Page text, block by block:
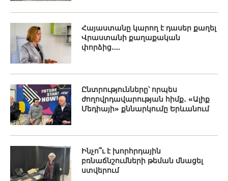
Հայաստանը կարող է դասեր քաղել
Վրաստանի քաղաքական
փորձից․...
Ընտրությունները՝ որպես
ժողովրդավարության հիմք․ «Ալիք
Մեդիայի» քննարկումը Երևանում
Ինչո՞ւ է խորհրդային
բռնաճնշումների թեման մնացել
ստվերում